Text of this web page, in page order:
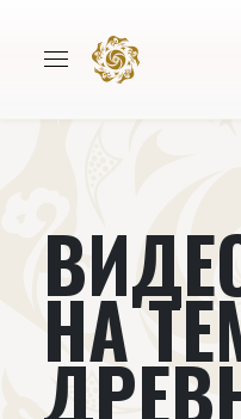
Авторы
Издательство
Проекты
НА